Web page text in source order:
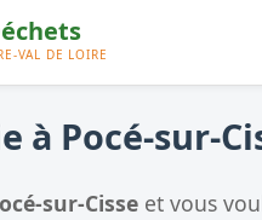
à Pocé-sur-
sur-Cisse et vous